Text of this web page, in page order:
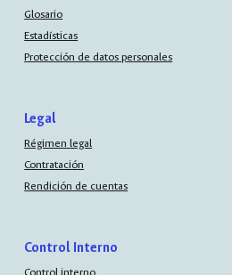
Glosario
Estadísticas
Protección de datos personales
Legal
Régimen legal
Contratación
Rendición de cuentas
Control Interno
Control interno